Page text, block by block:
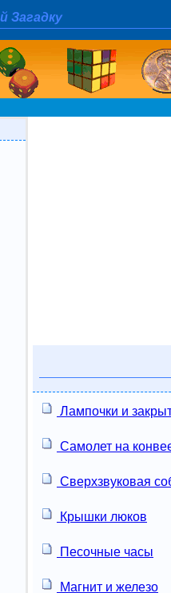
Загадку
Лампочки и
Самолет на
Сверхзвуковая
Крышки люков
Песочные часы
Магнит и железо